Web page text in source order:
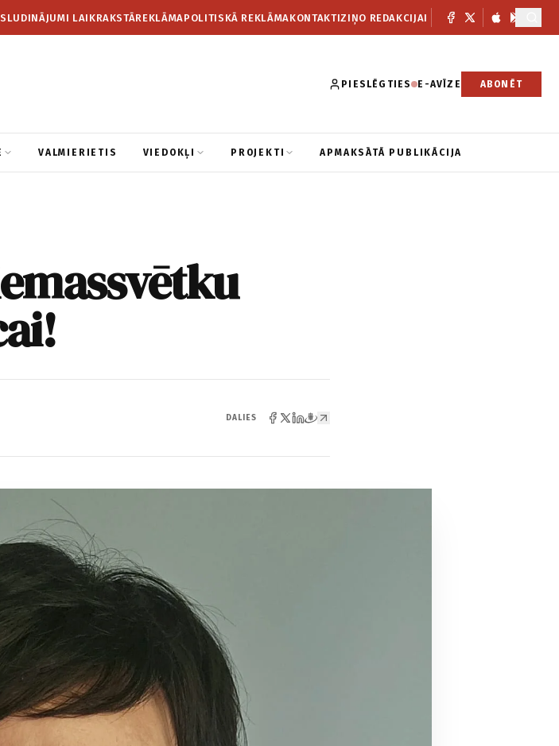
SLUDINĀJUMI LAIKRAKSTĀREKLĀMAPOLITISKĀ REKLĀMAKONTAKTIZIŅO REDAKCIJAI
PIESLĒGTIES E-AVĪZE ABONĒT
VALMIERIETIS VIEDOKĻI PROJEKTI APMAKSĀTĀ PUBLIKĀCIJA
DALIES